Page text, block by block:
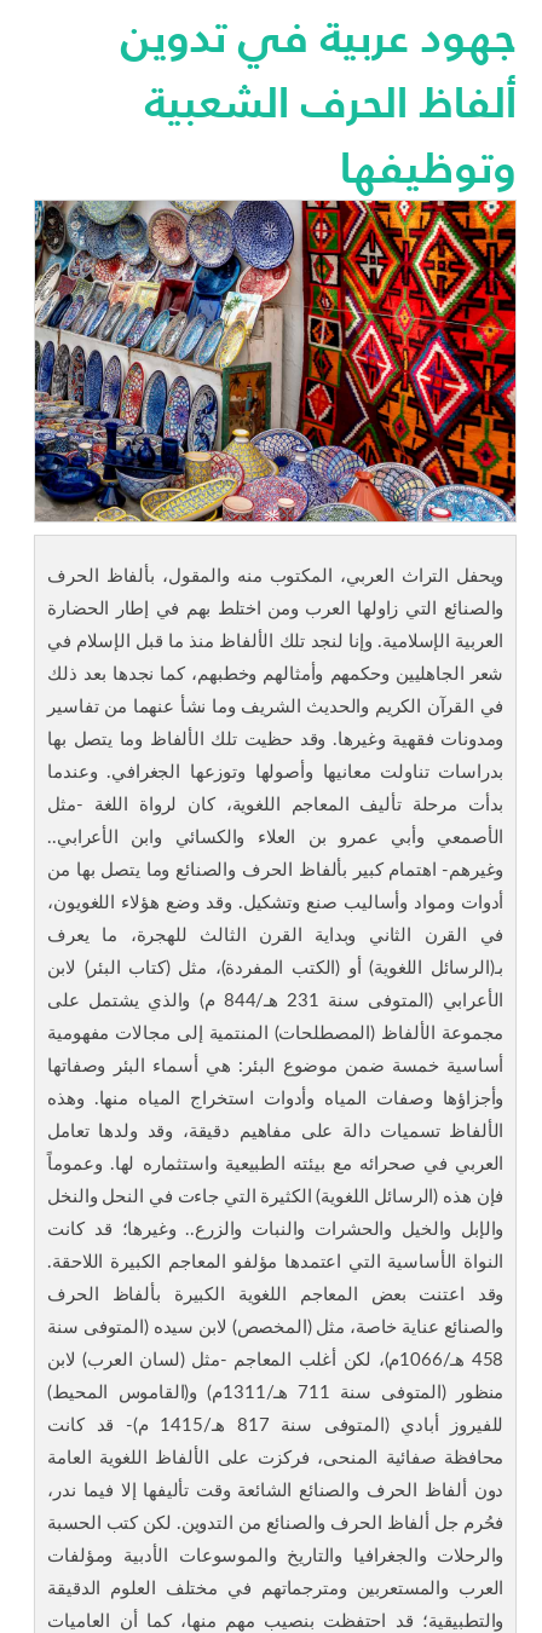
جهود عربية في تدوين
ألفاظ الحرف الشعبية
وتوظيفها
ويحفل التراث العربي، المكتوب منه والمقول، بألفاظ الحرف
والصنائع التي زاولها العرب ومن اختلط بهم في إطار الحضارة
العربية الإسلامية. وإنا لنجد تلك الألفاظ منذ ما قبل الإسلام في
شعر الجاهليين وحكمهم وأمثالهم وخطبهم، كما نجدها بعد ذلك
في القرآن الكريم والحديث الشريف وما نشأ عنهما من تفاسير
ومدونات فقهية وغيرها. وقد حظيت تلك الألفاظ وما يتصل بها
بدراسات تناولت معانيها وأصولها وتوزعها الجغرافي. وعندما
بدأت مرحلة تأليف المعاجم اللغوية، كان لرواة اللغة -مثل
الأصمعي وأبي عمرو بن العلاء والكسائي وابن الأعرابي..
وغيرهم- اهتمام كبير بألفاظ الحرف والصنائع وما يتصل بها من
أدوات ومواد وأساليب صنع وتشكيل. وقد وضع هؤلاء اللغويون،
في القرن الثاني وبداية القرن الثالث للهجرة، ما يعرف
بـ(الرسائل اللغوية) أو (الكتب المفردة)، مثل (كتاب البئر) لابن
الأعرابي (المتوفى سنة 231 هـ/844 م) والذي يشتمل على
مجموعة الألفاظ (المصطلحات) المنتمية إلى مجالات مفهومية
أساسية خمسة ضمن موضوع البئر: هي أسماء البئر وصفاتها
وأجزاؤها وصفات المياه وأدوات استخراج المياه منها. وهذه
الألفاظ تسميات دالة على مفاهيم دقيقة، وقد ولدها تعامل
العربي في صحرائه مع بيئته الطبيعية واستثماره لها. وعموماً
فإن هذه (الرسائل اللغوية) الكثيرة التي جاءت في النحل والنخل
والإبل والخيل والحشرات والنبات والزرع.. وغيرها؛ قد كانت
النواة الأساسية التي اعتمدها مؤلفو المعاجم الكبيرة اللاحقة.
وقد اعتنت بعض المعاجم اللغوية الكبيرة بألفاظ الحرف
والصنائع عناية خاصة، مثل (المخصص) لابن سيده (المتوفى سنة
458 هـ/1066م)، لكن أغلب المعاجم -مثل (لسان العرب) لابن
منظور (المتوفى سنة 711 هـ/1311م) و(القاموس المحيط)
للفيروز أبادي (المتوفى سنة 817 هـ/1415 م)- قد كانت
محافظة صفائية المنحى، فركزت على الألفاظ اللغوية العامة
دون ألفاظ الحرف والصنائع الشائعة وقت تأليفها إلا فيما ندر،
فحُرم جل ألفاظ الحرف والصنائع من التدوين. لكن كتب الحسبة
والرحلات والجغرافيا والتاريخ والموسوعات الأدبية ومؤلفات
العرب والمستعربين ومترجماتهم في مختلف العلوم الدقيقة
والتطبيقية؛ قد احتفظت بنصيب مهم منها، كما أن العاميات